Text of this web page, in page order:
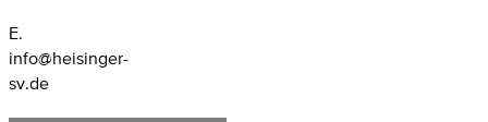
E.
info@heisinger-
sv.de